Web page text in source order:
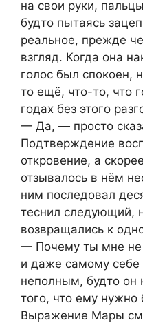
на свои руки,
будто пытаясь
реальное, прежде
взгляд. Когда она
голос был спокоен,
то ещё, что-то, что
годах без этого
— Да, — просто
Подтверждение
откровение, а
отзывалось в нём
ним последовал
теснил следующий,
возвращались к
— Почему ты мне не
и даже самому себе
неполным, будто он
того, что ему нужно
Выражение Мары